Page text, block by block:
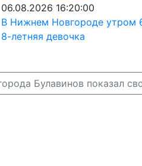
06.08.2026 16:20:00
В Нижнем Новгороде утром
8-летняя девочка